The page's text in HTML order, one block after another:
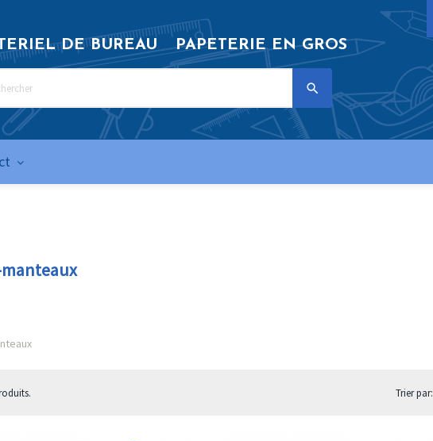
DE BUREAU PAPETERIE EN GROS

Trier par: